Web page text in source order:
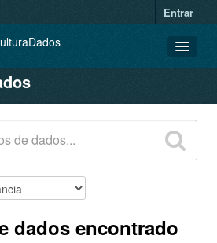
Entrar
dados encontrado